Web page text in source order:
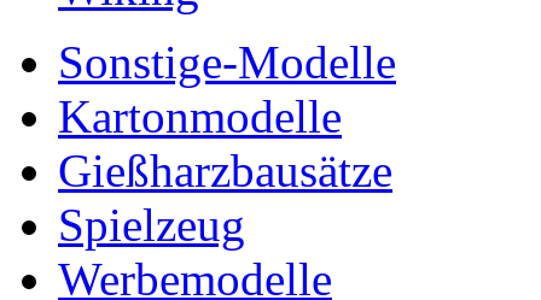
Sonstige-Modelle
Kartonmodelle
Gießharzbausätze
Spielzeug
Werbemodelle